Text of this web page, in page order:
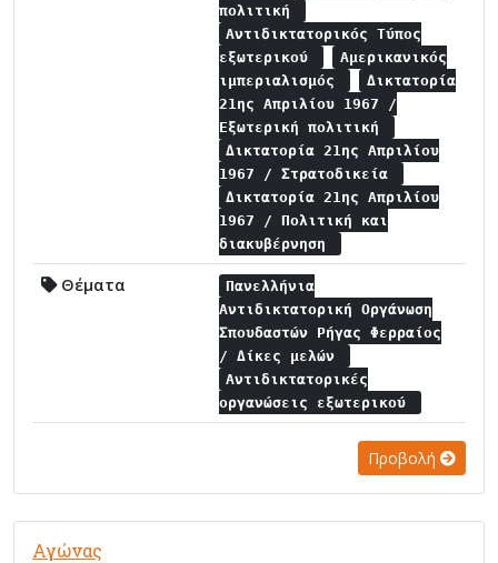
πολιτική
Αντιδικτατορικός Τύπος
εξωτερικού
Αμερικανικός
ιμπεριαλισμός
Δικτατορία
21ης Απριλίου 1967 /
Εξωτερική πολιτική
Δικτατορία 21ης Απριλίου
1967 / Στρατοδικεία
Δικτατορία 21ης Απριλίου
1967 / Πολιτική και
διακυβέρνηση
Θέματα
Πανελλήνια
Αντιδικτατορική Οργάνωση
Σπουδαστών Ρήγας Φερραίος
/ Δίκες μελών
Αντιδικτατορικές
οργανώσεις εξωτερικού
Προβολή
Αγώνας